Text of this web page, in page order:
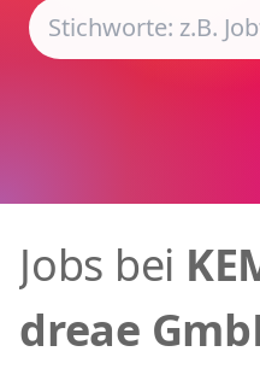
Jobs bei
dreae